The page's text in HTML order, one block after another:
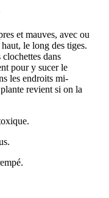
et mauves, avec ou
le long des tiges.
dans
pour y sucer le
les endroits mi-
revient si on la